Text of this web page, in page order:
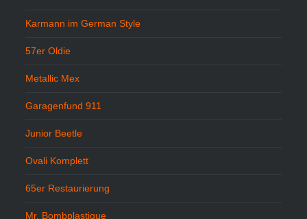
Karmann im German Style
57er Oldie
Metallic Mex
Garagenfund 911
Junior Beetle
Ovali Komplett
65er Restaurierung
Mr. Bombplastique